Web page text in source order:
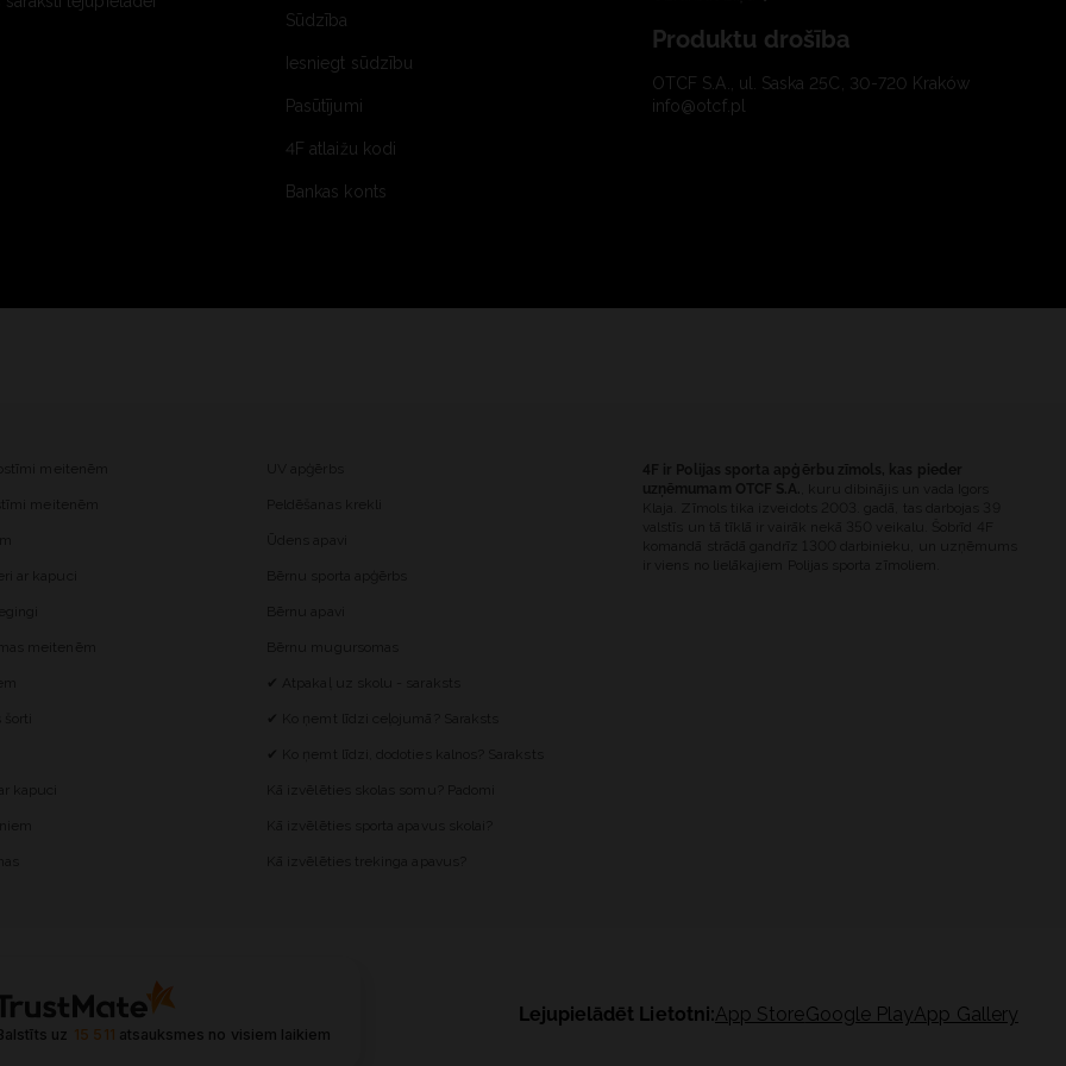
Sūdzība
Iesniegt sūdzību
Pasūtījumi
4F atlaižu kodi
Bankas konts
Produktu drošība
OTCF S.A., ul. Saska 25C, 30-720 Kraków
info@otcf.pl
uz 15 511 atsauksmes no visiem laikiem
Lejupielādēt Lietotni:App StoreGoogle PlayApp Gallery